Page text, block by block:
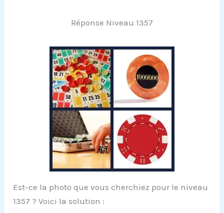
Réponse Niveau 1357
Est-ce la photo que vous cherchiez pour le niveau
1357 ? Voici la solution :